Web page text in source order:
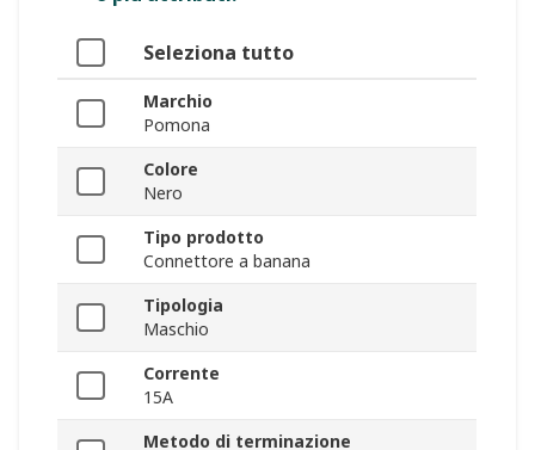
Seleziona tutto
Marchio
Pomona
Colore
Nero
Tipo prodotto
Connettore a banana
Tipologia
Maschio
Corrente
15A
Metodo di terminazione